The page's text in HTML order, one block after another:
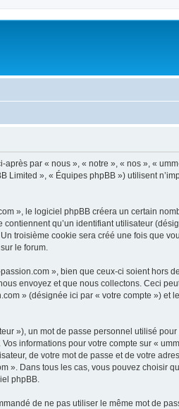
par « nous », « notre », « nos », «
», « Équipes phpBB ») utilisent
», le logiciel phpBB créera un certain
qu’un identifiant utilisateur
troisième cookie sera créé une fois que
le forum.
», bien que ceux-ci soient hors
envoyez et que nous collectons. Ceci
» (désignée ici par « votre compte ») et
»), un mot de passe personnel utilisé
informations pour votre compte sur «
de votre mot de passe et de votre
». Dans tous les cas, vous pouvez choisir
phpBB.
de ne pas utiliser le même mot de